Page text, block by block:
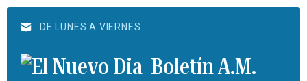
DE LUNES A VIERNES
Boletín A.M.